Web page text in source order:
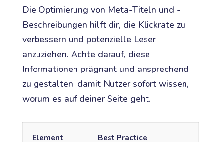
Die Optimierung von Meta-Titeln und -
Beschreibungen hilft dir, die Klickrate zu
verbessern und potenzielle Leser
anzuziehen. Achte darauf, diese
Informationen prägnant und ansprechend
zu gestalten, damit Nutzer sofort wissen,
worum es auf deiner Seite geht.
Element Best Practice